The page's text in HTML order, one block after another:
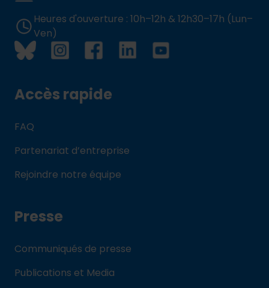
Heures d'ouverture : 10h–12h & 12h30–17h (Lun–
Ven)
Accès rapide
FAQ
Partenariat d’entreprise
Rejoindre notre équipe
Presse
Communiqués de presse
Publications et Media